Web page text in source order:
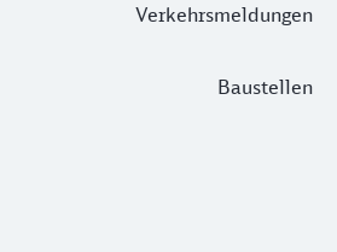
Verkehrsmeldungen
Baustellen